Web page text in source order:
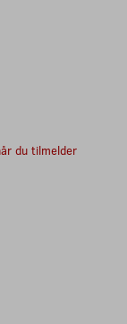
du tilmelder